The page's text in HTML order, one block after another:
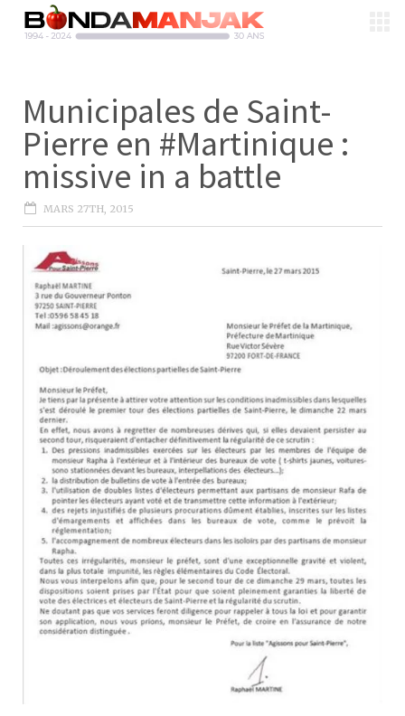
Municipales de Saint-
Pierre en #Martinique :
missive in a battle
MARS 27TH, 2015